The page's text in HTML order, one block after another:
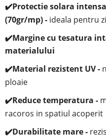
✔️Protectie solara
(70gr/mp) - ideala pentru
✔️Margine cu tesatura
materialului
✔️Material rezistent UV -
ploaie
✔️Reduce temperatura -
racoros in spatiul acoperit
✔️Durabilitate mare -